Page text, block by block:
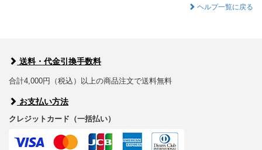
ヘルプ一覧に戻る
送料・代金引換手数料
合計4,000円（税込）以上の商品注文で送料無料
お支払い方法
クレジットカード（一括払い）